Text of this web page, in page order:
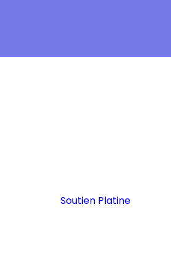
Soutien Platine